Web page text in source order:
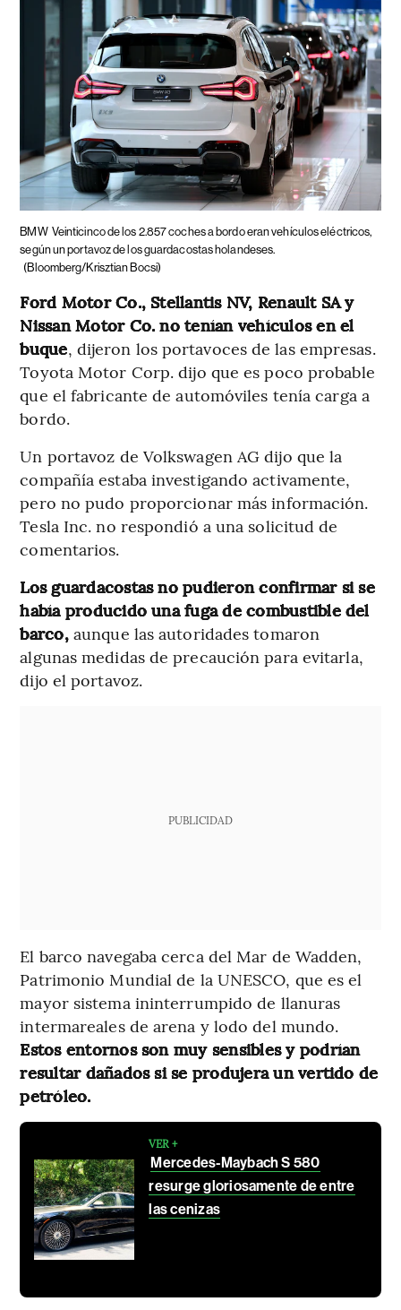
BMW Veinticinco de los 2.857 coches a bordo eran vehículos eléctricos,
según un portavoz de los guardacostas holandeses.
(Bloomberg/Krisztian Bocsi)
Ford Motor Co., Stellantis NV, Renault SA y
Nissan Motor Co. no tenían vehículos en el
buque, dijeron los portavoces de las empresas.
Toyota Motor Corp. dijo que es poco probable
que el fabricante de automóviles tenía carga a
bordo.
Un portavoz de Volkswagen AG dijo que la
compañía estaba investigando activamente,
pero no pudo proporcionar más información.
Tesla Inc. no respondió a una solicitud de
comentarios.
Los guardacostas no pudieron confirmar si se
había producido una fuga de combustible del
barco,aunque las autoridades tomaron
algunas medidas de precaución para evitarla,
dijo el portavoz.
PUBLICIDAD
El barco navegaba cerca del Mar de Wadden,
Patrimonio Mundial de la UNESCO, que es el
mayor sistema ininterrumpido de llanuras
intermareales de arena y lodo del mundo.
Estos entornos son muy sensibles y podrían
resultar dañados si se produjera un vertido de
petróleo.
VER +
Mercedes-Maybach S 580
resurge gloriosamente de entre
las cenizas